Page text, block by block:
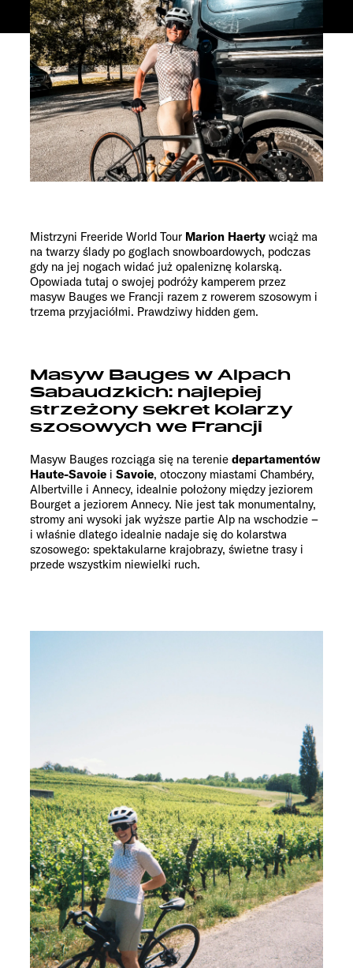
Mistrzyni Freeride World Tour Marion Haerty wciąż ma
na twarzy ślady po goglach snowboardowych, podczas
gdy na jej nogach widać już opaleniznę kolarską.
Opowiada tutaj o swojej podróży kamperem przez
masyw Bauges we Francji razem z rowerem szosowym i
trzema przyjaciółmi. Prawdziwy hidden gem.
Masyw Bauges w Alpach
Sabaudzkich: najlepiej
strzeżony sekret kolarzy
szosowych we Francji
Masyw Bauges rozciąga się na terenie departamentów
Haute-Savoie i Savoie, otoczony miastami Chambéry,
Albertville i Annecy, idealnie położony między jeziorem
Bourget a jeziorem Annecy. Nie jest tak monumentalny,
stromy ani wysoki jak wyższe partie Alp na wschodzie –
i właśnie dlatego idealnie nadaje się do kolarstwa
szosowego: spektakularne krajobrazy, świetne trasy i
przede wszystkim niewielki ruch.